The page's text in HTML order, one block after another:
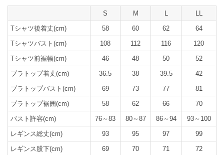
S M
Tシャツ後着丈(cm)
58 60 62
64
Tシャツバスト(cm)
108 112 116
120
Tシャツ前裾幅(cm)
46 48 50
52
ブラトップ着丈(cm)
36.5 38 39.5
42
ブラトップバスト(cm)
69 73 77
81
ブラトップ裾囲(cm)
58 62 66
70
バスト許容(cm)
76～83 80～87 86～94
93～100
レギンス総丈(cm)
93 95 97
99
レギンス股下(cm)
69 70 71 72